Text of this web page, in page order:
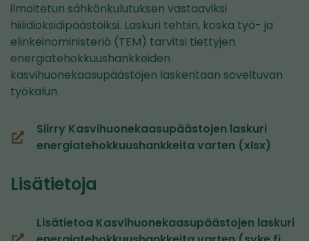
ilmoitetun sähkönkulutuksen vastaaviksi
hiilidioksidipäästöiksi. Laskuri tehtiin, koska työ- ja
elinkeinoministeriö (TEM) tarvitsi tiettyjen
energiatehokkuushankkeiden
kasvihuonekaasupäästöjen laskentaan soveltuvan
työkalun.
Siirry Kasvihuonekaasupäästojen laskuri
energiatehokkuushankkeita varten (xlsx)
(siirryt
palveluun)
Lisätietoja
Lisätietoa Kasvihuonekaasupäästojen laskuri